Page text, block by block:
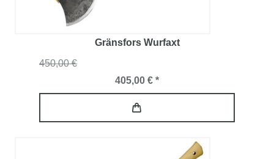
Gränsfors Wurfaxt
450,00 €
405,00 € *